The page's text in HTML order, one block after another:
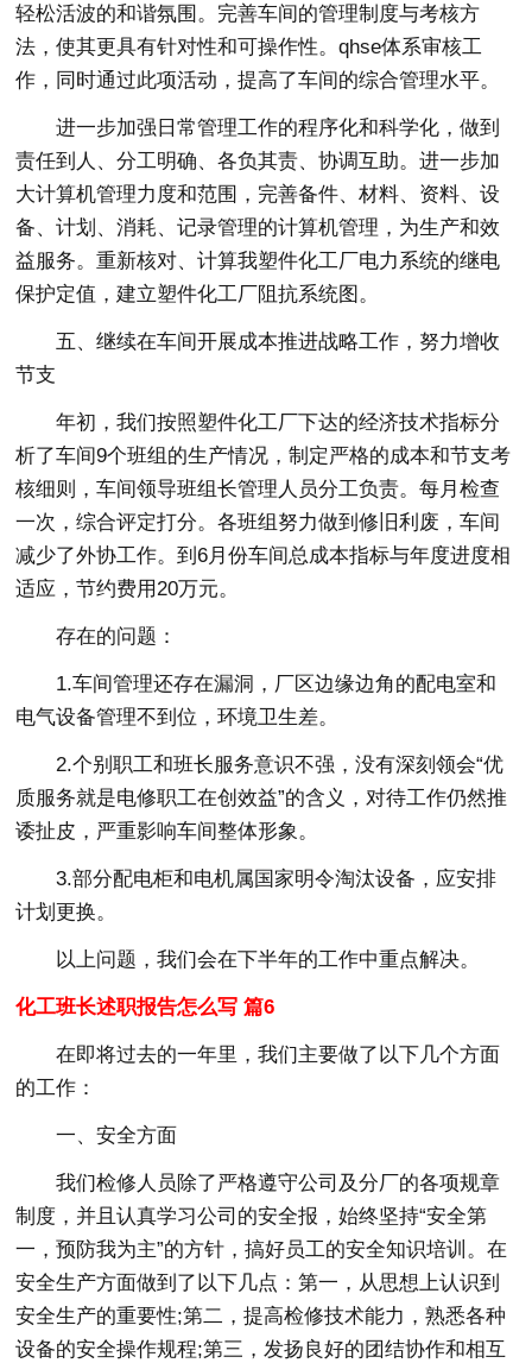
轻松活波的和谐氛围。完善车间的管理制度与考核方
法，使其更具有针对性和可操作性。qhse体系审核工
作，同时通过此项活动，提高了车间的综合管理水平。
进一步加强日常管理工作的程序化和科学化，做到
责任到人、分工明确、各负其责、协调互助。进一步加
大计算机管理力度和范围，完善备件、材料、资料、设
备、计划、消耗、记录管理的计算机管理，为生产和效
益服务。重新核对、计算我塑件化工厂电力系统的继电
保护定值，建立塑件化工厂阻抗系统图。
五、继续在车间开展成本推进战略工作，努力增收
节支
年初，我们按照塑件化工厂下达的经济技术指标分
析了车间9个班组的生产情况，制定严格的成本和节支考
核细则，车间领导班组长管理人员分工负责。每月检查
一次，综合评定打分。各班组努力做到修旧利废，车间
减少了外协工作。到6月份车间总成本指标与年度进度相
适应，节约费用20万元。
存在的问题：
1.车间管理还存在漏洞，厂区边缘边角的配电室和
电气设备管理不到位，环境卫生差。
2.个别职工和班长服务意识不强，没有深刻领会“优
质服务就是电修职工在创效益”的含义，对待工作仍然推
诿扯皮，严重影响车间整体形象。
3.部分配电柜和电机属国家明令淘汰设备，应安排
计划更换。
以上问题，我们会在下半年的工作中重点解决。
化工班长述职报告怎么写 篇6
在即将过去的一年里，我们主要做了以下几个方面
的工作：
一、安全方面
我们检修人员除了严格遵守公司及分厂的各项规章
制度，并且认真学习公司的安全报，始终坚持“安全第
一，预防我为主”的方针，搞好员工的安全知识培训。在
安全生产方面做到了以下几点：第一，从思想上认识到
安全生产的重要性;第二，提高检修技术能力，熟悉各种
设备的安全操作规程;第三，发扬良好的团结协作和相互